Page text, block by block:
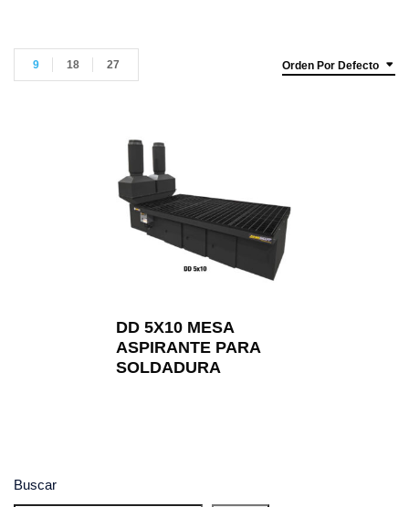
Buscar
Orden Por Defecto
9 18 27
DD 5X10 MESA
ASPIRANTE PARA
SOLDADURA